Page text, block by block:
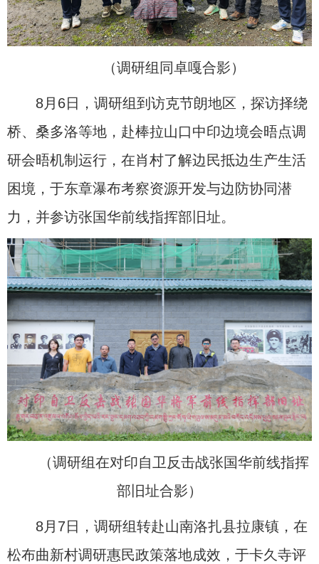
（调研组同卓嘎合影）
8月6日，调研组到访克节朗地区，探访择绕
桥、桑多洛等地，赴棒拉山口中印边境会晤点调
研会晤机制运行，在肖村了解边民抵边生产生活
困境，于东章瀑布考察资源开发与边防协同潜
力，并参访张国华前线指挥部旧址。
（调研组在对印自卫反击战张国华前线指挥
部旧址合影）
8月7日，调研组转赴山南洛扎县拉康镇，在
松布曲新村调研惠民政策落地成效，于卡久寺评